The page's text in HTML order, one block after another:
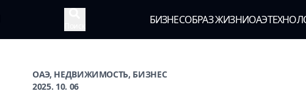
БИЗНЕСОБРАЗ ЖИЗНИОАЭ
ОАЭ, НЕДВИЖИМОСТЬ, БИЗНЕС
2025. 10. 06